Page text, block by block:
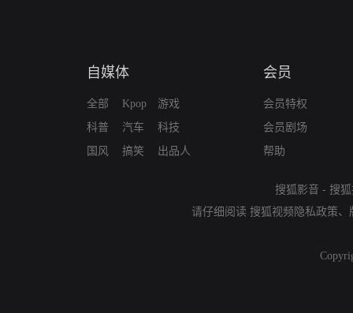
自媒体
全部
科普
国风
Kpop
汽车
搞笑
游戏
科技
出品人
会员
会员特权
会员剧场
帮助
搜狐影音 - 搜
请仔细阅读 搜狐视频隐私政策、